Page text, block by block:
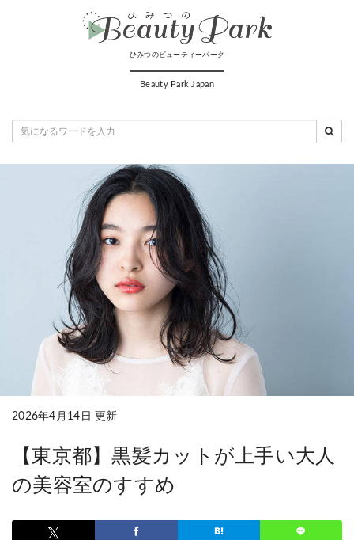
ひみつのビューティーパーク
Beauty Park Japan
2026年4月14日 更新
【東京都】黒髪カットが上手い大人
の美容室のすすめ